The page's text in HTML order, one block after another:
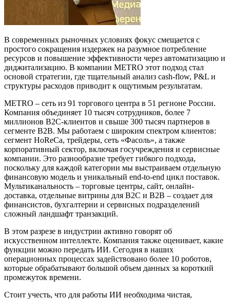
В современных рыночных условиях фокус смещается с
простого сокращения издержек на разумное потребление
ресурсов и повышение эффективности через автоматизацию и
диджитализацию. В компании METRO этот подход стал
основой стратегии, где тщательный анализ cash-flow, P&L и
структуры расходов приводит к ощутимым результатам.
METRO – сеть из 91 торгового центра в 51 регионе России.
Компания объединяет 10 тысяч сотрудников, более 7
миллионов B2C-клиентов и свыше 300 тысяч партнеров в
сегменте B2B. Мы работаем с широким спектром клиентов:
сегмент HoReCa, трейдеры, сеть «Фасоль», а также
корпоративный сектор, включая госучреждения и сервисные
компании. Это разнообразие требует гибкого подхода,
поскольку для каждой категории мы выстраиваем отдельную
финансовую модель и уникальный end-to-end цикл поставок.
Мультиканальность – торговые центры, сайт, онлайн-
доставка, отдельные витрины для B2C и B2B – создает для
финансистов, бухгалтерии и сервисных подразделений
сложный ландшафт транзакций.
В этом разрезе в индустрии активно говорят об
искусственном интеллекте. Компания также оценивает, какие
функции можно передать ИИ. Сегодня в наших
операционных процессах задействовано более 10 роботов,
которые обрабатывают большой объем данных за короткий
промежуток времени.
Стоит учесть, что для работы ИИ необходима чистая,